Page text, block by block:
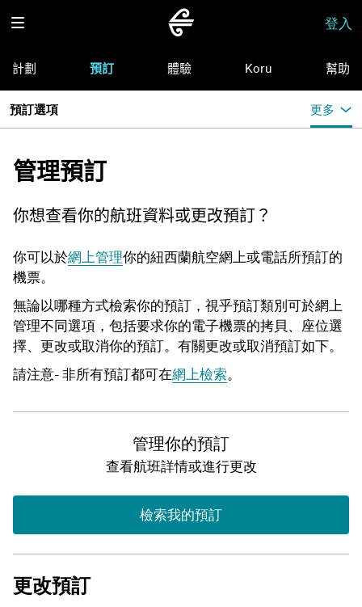
登入
計劃 預訂 體驗 Koru 幫助
預訂選項 更多
管理預訂
你想查看你的航班資料或更改預訂？
你可以於網上管理你的紐西蘭航空網上或電話所預訂的
機票。
無論以哪種方式檢索你的預訂，視乎預訂類別可於網上
管理不同選項，包括要求你的電子機票的拷貝、座位選
擇、更改或取消你的預訂。有關更改或取消預訂如下。
請注意- 非所有預訂都可在網上檢索。
管理你的預訂
查看航班詳情或進行更改
檢索我的預訂
更改預訂